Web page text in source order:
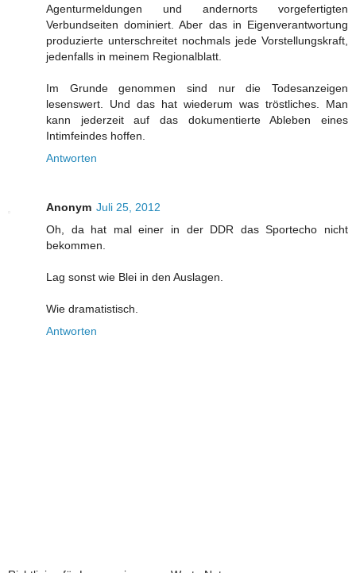
Agenturmeldungen und andernorts vorgefertigten
Verbundseiten dominiert. Aber das in Eigenverantwortung
produzierte unterschreitet nochmals jede Vorstellungskraft,
jedenfalls in meinem Regionalblatt.
Im Grunde genommen sind nur die Todesanzeigen
lesenswert. Und das hat wiederum was tröstliches. Man
kann jederzeit auf das dokumentierte Ableben eines
Intimfeindes hoffen.
Antworten
Anonym Juli 25, 2012
Oh, da hat mal einer in der DDR das Sportecho nicht
bekommen.
Lag sonst wie Blei in den Auslagen.
Wie dramatistisch.
Antworten